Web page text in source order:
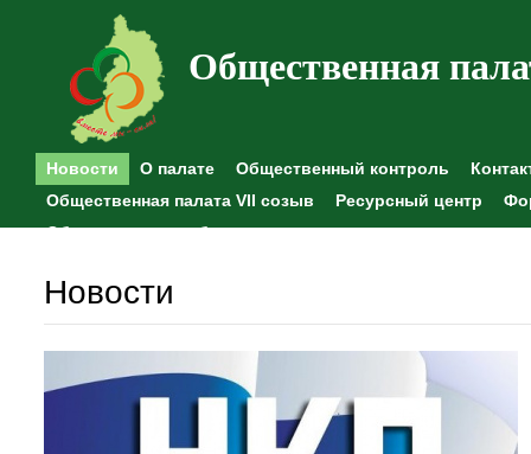
Общественная
Новости О палате Общественный контроль
Общественная палата VII созыв
Ресурсный центр
Общественные наблюдения
Новости